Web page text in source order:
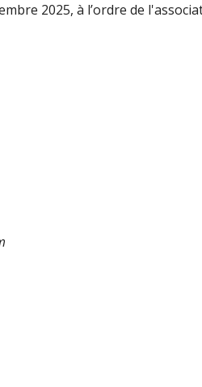
2025, à l’ordre de